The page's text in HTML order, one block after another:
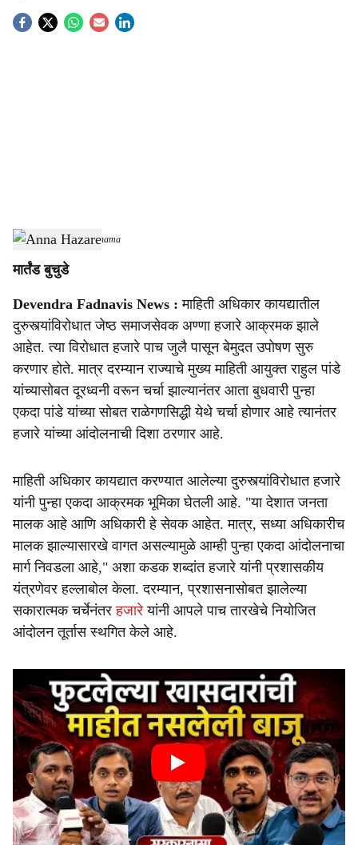
S
r
e
Anna Hazare -Sarkarnama
मार्तंड बुचुडे
Devendra Fadnavis News : माहिती अधिकार कायद्यातील
दुरुस्त्यांविरोधात जेष्ठ समाजसेवक अण्णा हजारे आक्रमक झाले
आहेत. त्या विरोधात हजारे पाच जुलै पासून बेमुदत उपोषण सुरु
करणार होते. मात्र दरम्यान राज्याचे मुख्य माहिती आयुक्त राहुल पांडे
यांच्यासोबत दूरध्वनी वरून चर्चा झाल्यानंतर आता बुधवारी पुन्हा
एकदा पांडे यांच्या सोबत राळेगणसिद्धी येथे चर्चा होणार आहे त्यानंतर
हजारे यांच्या आंदोलनाची दिशा ठरणार आहे.
माहिती अधिकार कायद्यात करण्यात आलेल्या दुरुस्त्यांविरोधात हजारे
यांनी पुन्हा एकदा आक्रमक भूमिका घेतली आहे. "या देशात जनता
मालक आहे आणि अधिकारी हे सेवक आहेत. मात्र, सध्या अधिकारीच
मालक झाल्यासारखे वागत असल्यामुळे आम्ही पुन्हा एकदा आंदोलनाचा
मार्ग निवडला आहे," अशा कडक शब्दांत हजारे यांनी प्रशासकीय
यंत्रणेवर हल्लाबोल केला. दरम्यान, प्रशासनासोबत झालेल्या
सकारात्मक चर्चेनंतरहजारे यांनी आपले पाच तारखेचे नियोजित
आंदोलन तूर्तास स्थगित केले आहे.